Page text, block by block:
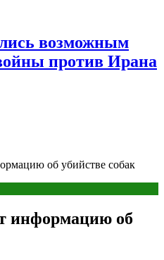
возможным
против Ирана
об убийстве собак
информацию об